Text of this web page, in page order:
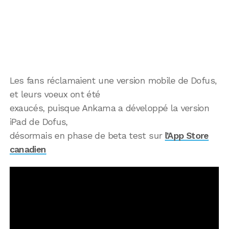
Les fans réclamaient une version mobile de Dofus,
et leurs voeux ont été
exaucés, puisque Ankama a développé la version
iPad de Dofus,
désormais en phase de beta test sur l’App Store
canadien